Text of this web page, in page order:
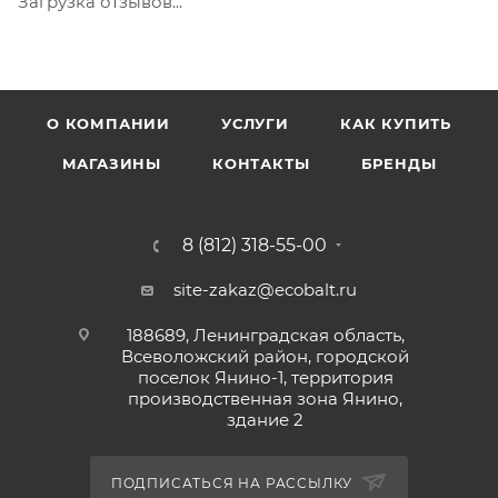
и температуре ниже +7°С Хранение: В плотно
закрытой таре при температуре от 0°С до +40°С. Не
О КОМПАНИИ УСЛУГИ КАК КУПИТЬ
МАГАЗИНЫ КОНТАКТЫ БРЕНДЫ
8 (812) 318-55-00
site-zakaz@ecobalt.ru
188689, Ленинградская область,
Всеволожский район, городской
поселок Янино-1, территория
производственная зона Янино,
здание 2
ПОДПИСАТЬСЯ НА РАССЫЛКУ